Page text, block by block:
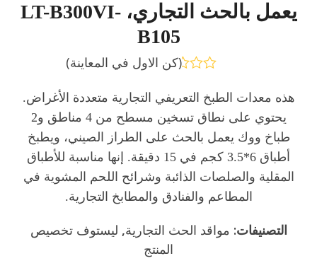
يعمل بالحث التجاري، LT-B300VI-
B105
التقييم
0
من
5
(كن الاول في المعاينة)
هذه معدات الطبخ التعريفي التجارية متعددة الأغراض.
يحتوي على نطاق تسخين مسطح من 4 مناطق و2
طباخ ووك يعمل بالحث على الطراز الصيني، ويطبخ
أطباق 6*3.5 كجم في 15 دقيقة. إنها مناسبة للأطباق
المقلية والصلصات الذائبة وشرائح اللحم المشوية في
المطاعم والفنادق والمطابخ التجارية.
التصنيفات: مواقد الحث التجارية, ليستوف تخصيص
المنتج